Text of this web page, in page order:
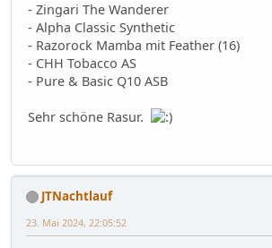
- Zingari The Wanderer
- Alpha Classic Synthetic
- Razorock Mamba mit Feather (16)
- CHH Tobacco AS
- Pure & Basic Q10 ASB
Sehr schöne Rasur.
JTNachtlauf
23. Mai 2024, 22:05:52